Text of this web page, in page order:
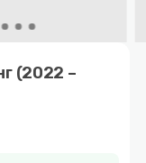
(2022 –